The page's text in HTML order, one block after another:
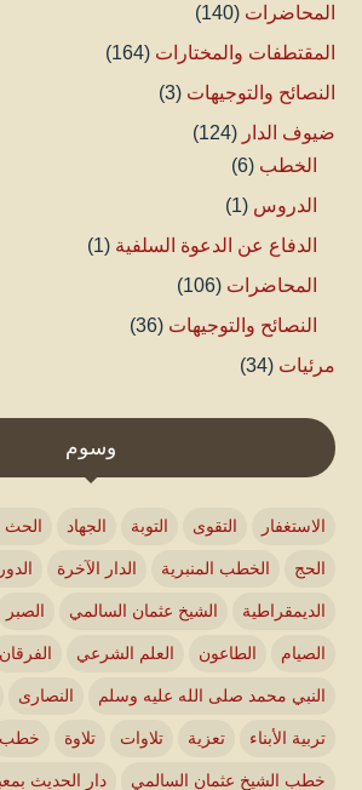
المحاضرات (140)
المقتطفات والمختارات (164)
النصائح والتوجيهات (3)
ضيوف الدار (124)
الخطب (6)
الدروس (1)
الدفاع عن الدعوة السلفية (1)
المحاضرات (106)
النصائح والتوجيهات (36)
مرئيات (34)
وسوم
الاستغفار التقوى التوبة الجهاد الحث
الحج الخطب المنبرية الدار الآخرة
الديمقراطية الشيخ عثمان السالمي الصبر
الصيام الطاعون العلم الشرعي الفرقان
النبي محمد صلى الله عليه وسلم النصارى
تربية الأبناء تعزية تلاوات تلاوة خطب
خطب الشيخ عثمان السالمي دار الحديث